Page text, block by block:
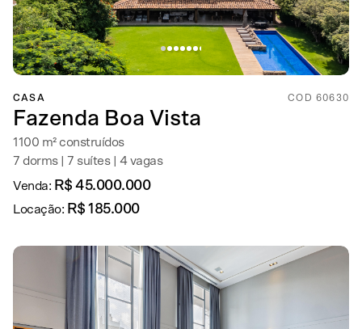
CASA COD 60630
Fazenda Boa Vista
1100 m² construídos
7 dorms | 7 suítes | 4 vagas
Venda: R$ 45.000.000
Locação: R$ 185.000